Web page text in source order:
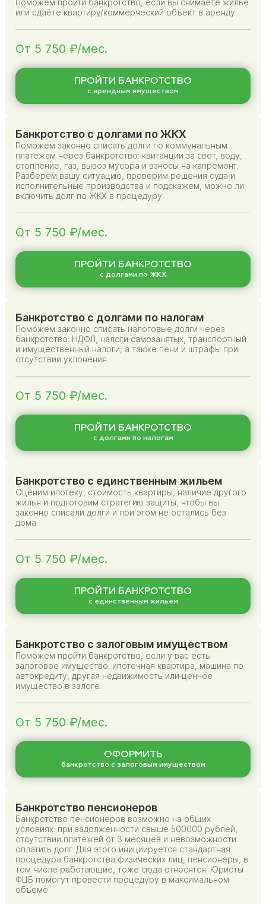
Поможем пройти банкротство, если вы снимаете жильё
или сдаёте квартиру/коммерческий объект в аренду.
От 5 750 ₽/мес.
ПРОЙТИ БАНКРОТСТВО
с арендным имуществом
Банкротство с долгами по ЖКХ
Поможем законно списать долги по коммунальным
платежам через банкротство: квитанции за свет, воду,
отопление, газ, вывоз мусора и взносы на капремонт.
Разберём вашу ситуацию, проверим решения суда и
исполнительные производства и подскажем, можно ли
включить долг по ЖКХ в процедуру.
От 5 750 ₽/мес.
ПРОЙТИ БАНКРОТСТВО
с долгами по ЖКХ
Банкротство с долгами по налогам
Поможем законно списать налоговые долги через
банкротство: НДФЛ, налоги самозанятых, транспортный
и имущественный налоги, а также пени и штрафы при
отсутствии уклонения.
От 5 750 ₽/мес.
ПРОЙТИ БАНКРОТСТВО
с долгами по налогам
Банкротство с единственным жильем
Оценим ипотеку, стоимость квартиры, наличие другого
жилья и подготовим стратегию защиты, чтобы вы
законно списали долги и при этом не остались без
дома.
От 5 750 ₽/мес.
ПРОЙТИ БАНКРОТСТВО
с единственным жильем
Банкротство с залоговым имуществом
Поможем пройти банкротство, если у вас есть
залоговое имущество: ипотечная квартира, машина по
автокредиту, другая недвижимость или ценное
имущество в залоге.
От 5 750 ₽/мес.
ОФОРМИТЬ
банкротство с залоговым имуществом
Банкротство пенсионеров
Банкротство пенсионеров возможно на общих
условиях: при задолженности свыше 500000 рублей,
отсутствии платежей от 3 месяцев и невозможности
оплатить долг. Для этого инициируется стандартная
процедура банкротства физических лиц, пенсионеры, в
том числе работающие, тоже сюда относятся. Юристы
ФЦБ помогут провести процедуру в максимальном
объеме.